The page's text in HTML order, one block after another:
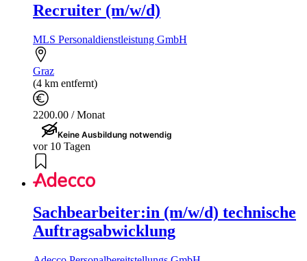
Recruiter (m/w/d)
MLS Personaldienstleistung GmbH
Graz
(4 km entfernt)
2200.00 / Monat
Keine Ausbildung notwendig
vor 10 Tagen
Sachbearbeiter:in (m/w/d) technische
Auftragsabwicklung